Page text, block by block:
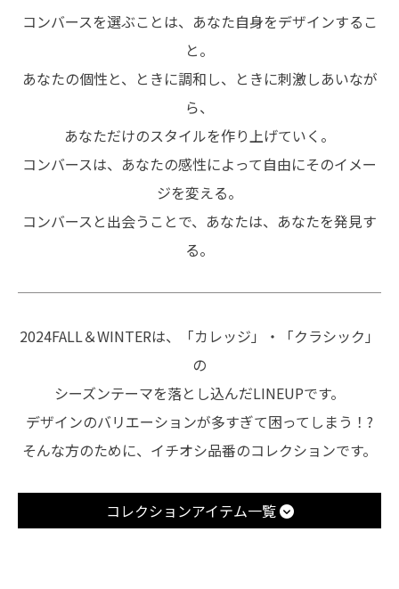
コンバースを選ぶことは、あなた自身をデザインするこ
と。
あなたの個性と、ときに調和し、ときに刺激しあいなが
ら、
あなただけのスタイルを作り上げていく。
コンバースは、あなたの感性によって自由にそのイメー
ジを変える。
コンバースと出会うことで、あなたは、あなたを発見す
る。
2024FALL＆WINTERは、「カレッジ」・「クラシック」
の
シーズンテーマを落とし込んだLINEUPです。
デザインのバリエーションが多すぎて困ってしまう！?
そんな方のために、イチオシ品番のコレクションです。
コレクションアイテム一覧